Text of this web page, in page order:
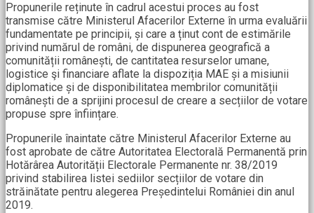
Propunerile reținute în cadrul acestui proces au fost
transmise către Ministerul Afacerilor Externe în urma evaluării
fundamentate pe principii, și care a ținut cont de estimările
privind numărul de români, de dispunerea geografică a
comunității românești, de cantitatea resurselor umane,
logistice şi financiare aflate la dispoziția MAE și a misiunii
diplomatice și de disponibilitatea membrilor comunității
românești de a sprijini procesul de creare a secțiilor de votare
propuse spre înființare.
Propunerile înaintate către Ministerul Afacerilor Externe au
fost aprobate de către Autoritatea Electorală Permanentă prin
Hotărârea Autorității Electorale Permanente nr. 38/2019
privind stabilirea listei sediilor secțiilor de votare din
străinătate pentru alegerea Președintelui României din anul
2019.